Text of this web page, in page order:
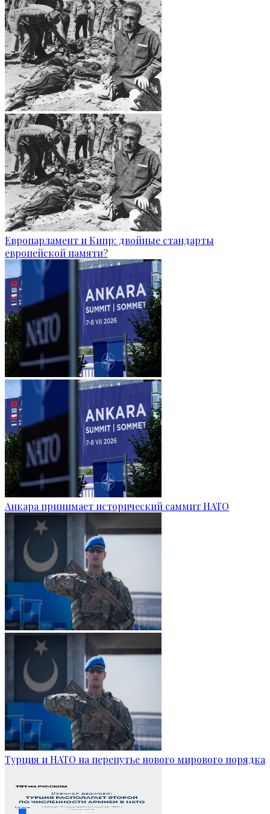
Европарламент и Кипр: двойные стандарты
европейской памяти?
Анкара принимает исторический саммит НАТО
Турция и НАТО на перепутье нового мирового порядка